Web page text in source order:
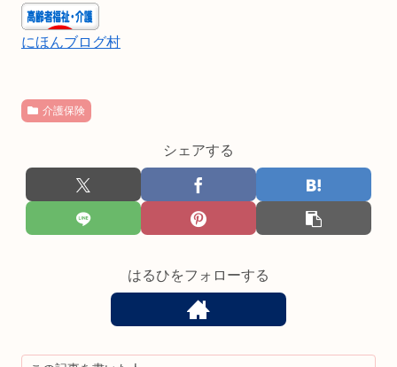
にほんブログ村
介護保険
シェアする
はるひをフォローする